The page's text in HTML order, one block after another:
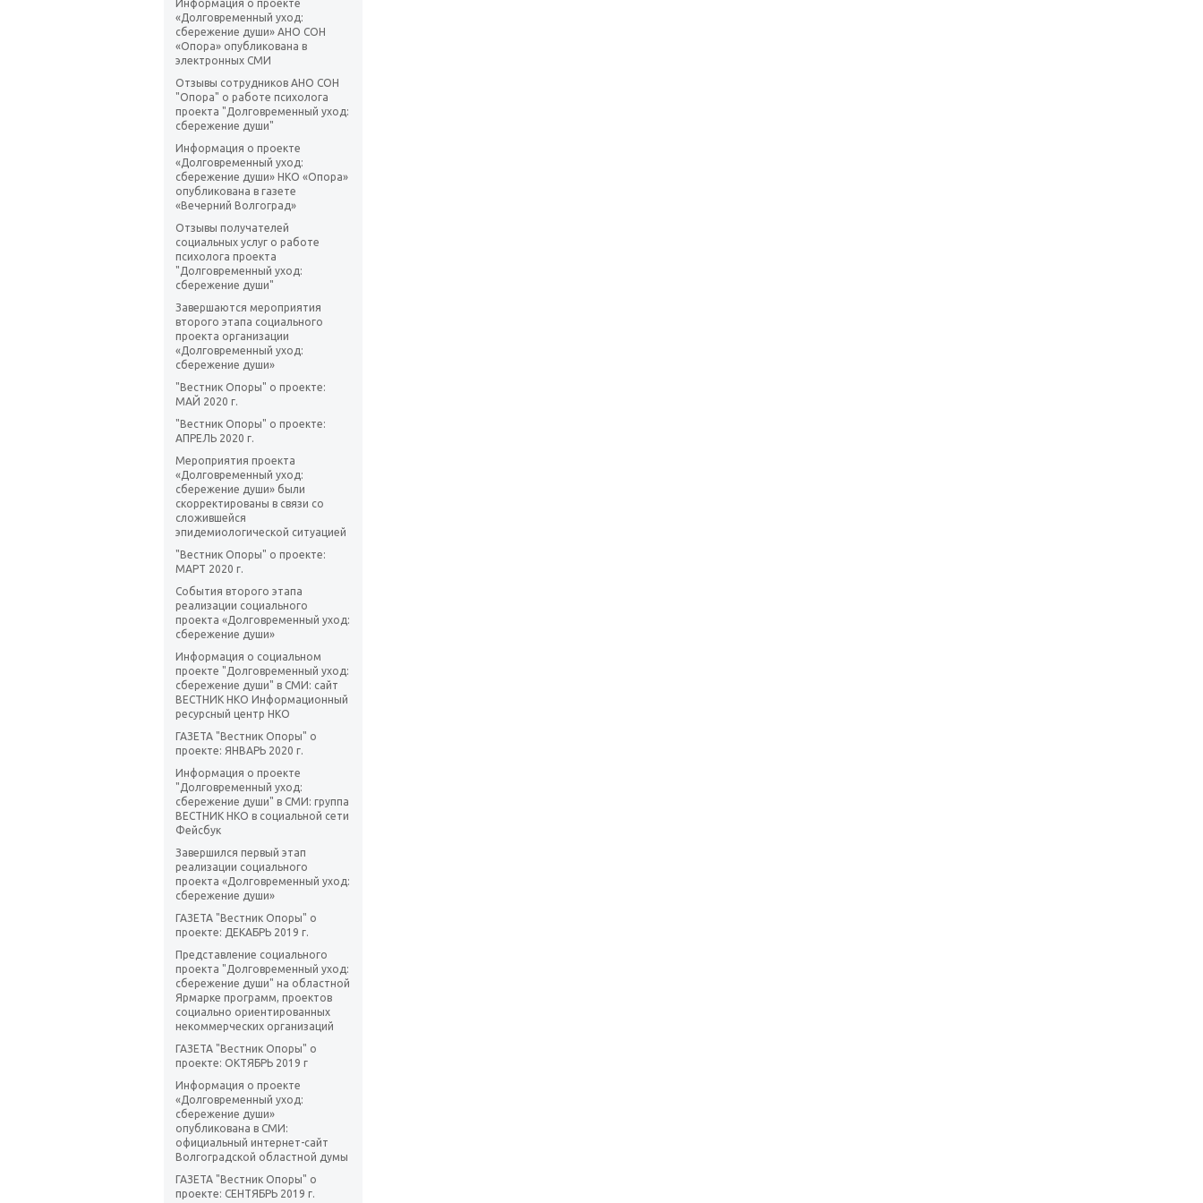
Информация о проекте
«Долговременный уход:
сбережение души» АНО СОН
«Опора» опубликована в
электронных СМИ
Отзывы сотрудников АНО СОН
"Опора" о работе психолога
проекта "Долговременный уход:
сбережение души"
Информация о проекте
«Долговременный уход:
сбережение души» НКО «Опора»
опубликована в газете
«Вечерний Волгоград»
Отзывы получателей
социальных услуг о работе
психолога проекта
"Долговременный уход:
сбережение души"
Завершаются мероприятия
второго этапа социального
проекта организации
«Долговременный уход:
сбережение души»
"Вестник Опоры" о проекте:
МАЙ 2020 г.
"Вестник Опоры" о проекте:
АПРЕЛЬ 2020 г.
Мероприятия проекта
«Долговременный уход:
сбережение души» были
скорректированы в связи со
сложившейся
эпидемиологической ситуацией
"Вестник Опоры" о проекте:
МАРТ 2020 г.
События второго этапа
реализации социального
проекта «Долговременный уход:
сбережение души»
Информация о социальном
проекте "Долговременный уход:
сбережение души" в СМИ: сайт
ВЕСТНИК НКО Информационный
ресурсный центр НКО
ГАЗЕТА "Вестник Опоры" о
проекте: ЯНВАРЬ 2020 г.
Информация о проекте
"Долговременный уход:
сбережение души" в СМИ: группа
ВЕСТНИК НКО в социальной сети
Фейсбук
Завершился первый этап
реализации социального
проекта «Долговременный уход:
сбережение души»
ГАЗЕТА "Вестник Опоры" о
проекте: ДЕКАБРЬ 2019 г.
Представление социального
проекта "Долговременный уход:
сбережение души" на областной
Ярмарке программ, проектов
социально ориентированных
некоммерческих организаций
ГАЗЕТА "Вестник Опоры" о
проекте: ОКТЯБРЬ 2019 г
Информация о проекте
«Долговременный уход:
сбережение души»
опубликована в СМИ:
официальный интернет-сайт
Волгоградской областной думы
ГАЗЕТА "Вестник Опоры" о
проекте: СЕНТЯБРЬ 2019 г.